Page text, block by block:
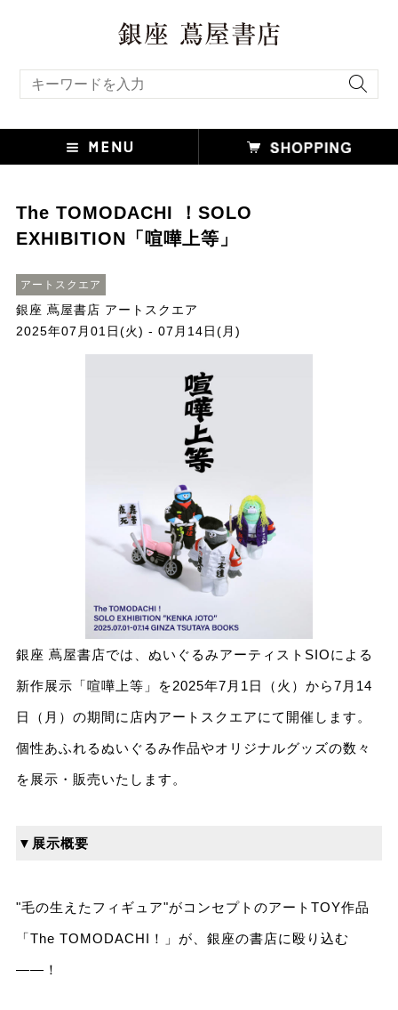
The TOMODACHI ！SOLO
EXHIBITION「喧嘩上等」
アートスクエア
銀座 蔦屋書店 アートスクエア
2025年07月01日(火) - 07月14日(月)
銀座 蔦屋書店では、ぬいぐるみアーティストSIOによる
新作展示「喧嘩上等」を2025年7月1日（火）から7月14
日（月）の期間に店内アートスクエアにて開催します。
個性あふれるぬいぐるみ作品やオリジナルグッズの数々
を展示・販売いたします。
▼展示概要
"毛の生えたフィギュア"がコンセプトのアートTOY作品
「The TOMODACHI！」が、銀座の書店に殴り込む
——！